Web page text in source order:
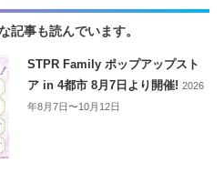
記事も読んでいます。
STPR Family ポップアップスト
ア in 4都市 8月7日より開催!2026
年8月7日〜10月12日